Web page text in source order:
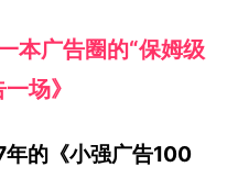
本广告圈的“保姆级
场》
年的《小强广告100